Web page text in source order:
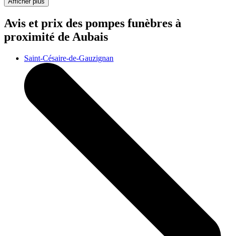
Avis et prix des pompes funèbres à
proximité de Aubais
Saint-Césaire-de-Gauzignan